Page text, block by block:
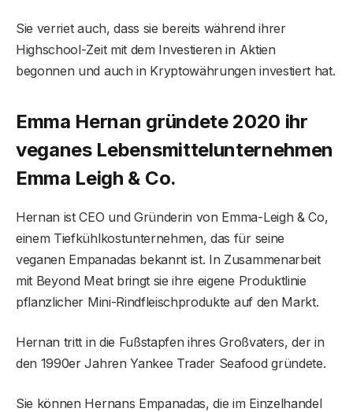
Sie verriet auch, dass sie bereits während ihrer
Highschool-Zeit mit dem Investieren in Aktien
begonnen und auch in Kryptowährungen investiert hat.
Emma Hernan gründete 2020 ihr
veganes Lebensmittelunternehmen
Emma Leigh & Co.
Hernan ist CEO und Gründerin von Emma-Leigh & Co,
einem Tiefkühlkostunternehmen, das für seine
veganen Empanadas bekannt ist. In Zusammenarbeit
mit Beyond Meat bringt sie ihre eigene Produktlinie
pflanzlicher Mini-Rindfleischprodukte auf den Markt.
Hernan tritt in die Fußstapfen ihres Großvaters, der in
den 1990er Jahren Yankee Trader Seafood gründete.
Sie können Hernans Empanadas, die im Einzelhandel